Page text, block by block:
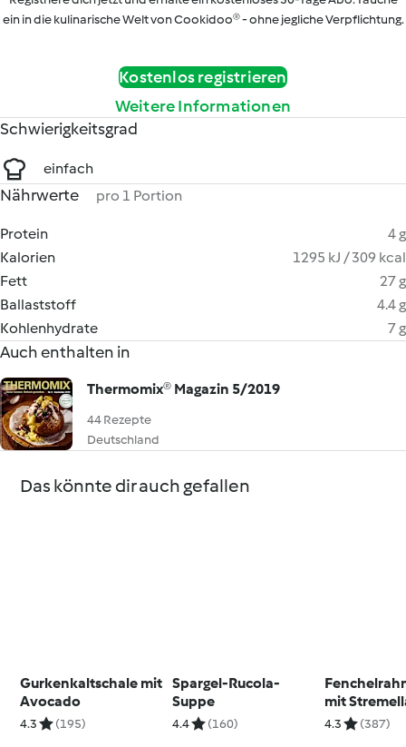
ein in die kulinarische Welt von Cookidoo® - ohne jegliche Verpflichtung.
Kostenlos registrieren
Weitere Informationen
Schwierigkeitsgrad
einfach
Nährwerte pro 1 Portion
Protein
4 g
Kalorien
1295 kJ / 309 kcal
Fett
27 g
Ballaststoff
4.4 g
Kohlenhydrate
7 g
Auch enthalten in
Thermomix® Magazin 5/2019
44 Rezepte
Deutschland
Das könnte dir auch gefallen
Gurkenkaltschale mit
Avocado
4.3 (195)
Spargel-Rucola-
Suppe
4.4 (160)
mit
4.3 (387)